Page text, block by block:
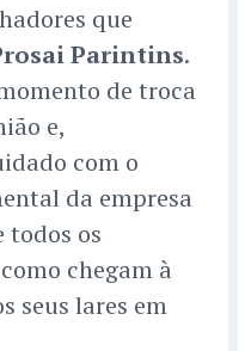
que
Parintins.
de troca
e,
com o
da empresa
todos os
chegam à
seus lares em